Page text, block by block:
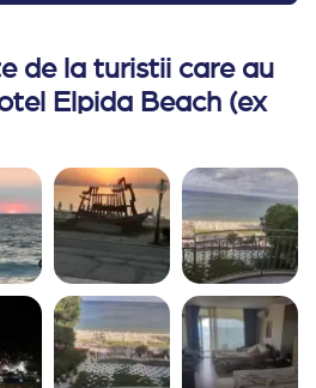
de pe 3 plaje,nu ne.au.primit
intors la.hotel pt informatii si
n are plaje,ca toate plajele
din jur! Avea 3 baruri
in cele.mai
plastic de se varsa.o.parte!
sa ajungi in prima ora a
de mancare se
Baile in afara de un sapun
hartie si cateva
VORBIM DE UN HOTEL
de la turistii care au
Elpida Beach (ex